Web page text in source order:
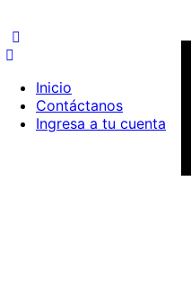
Inicio
Contáctanos
Ingresa a tu cuenta